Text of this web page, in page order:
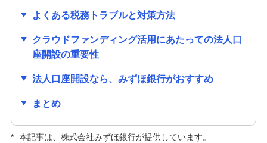
よくある税務トラブルと対策方法
クラウドファンディング活用にあたっての法人口
座開設の重要性
法人口座開設なら、みずほ銀行がおすすめ
まとめ
* 本記事は、株式会社みずほ銀行が提供しています。